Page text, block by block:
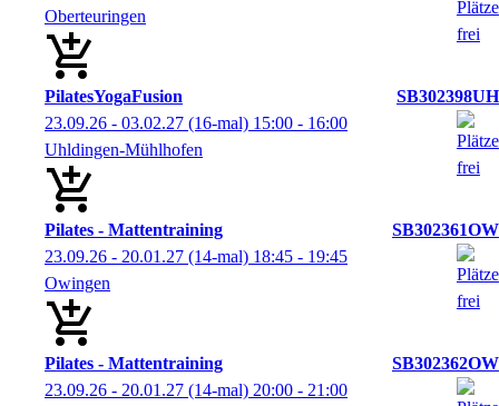
Oberteuringen
PilatesYogaFusion
SB302398UH
23.09.26 - 03.02.27 (16-mal) 15:00 - 16:00
Uhldingen-Mühlhofen
Pilates - Mattentraining
SB302361OW
23.09.26 - 20.01.27 (14-mal) 18:45 - 19:45
Owingen
Pilates - Mattentraining
SB302362OW
23.09.26 - 20.01.27 (14-mal) 20:00 - 21:00